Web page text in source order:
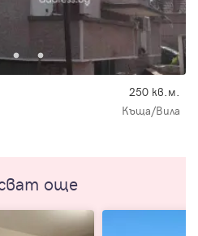
250 кв.м.
Къща/Вила
още